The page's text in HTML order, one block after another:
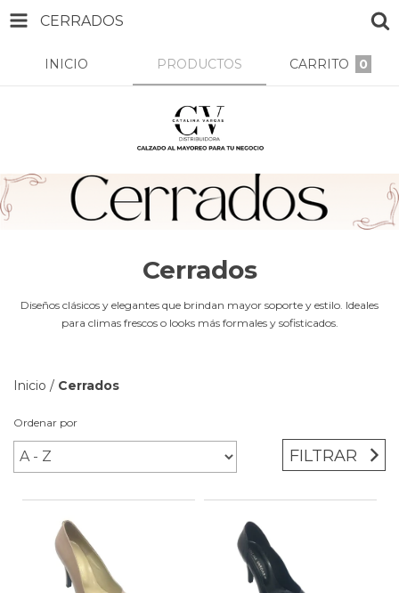
CERRADOS
INICIO PRODUCTOS CARRITO 0
Cerrados
Diseños clásicos y elegantes que brindan mayor soporte y estilo. Ideales
para climas frescos o looks más formales y sofisticados.
Inicio / Cerrados
Ordenar por
FILTRAR